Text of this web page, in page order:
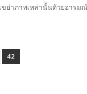
ขย่าภาพเหล่านั้นด้วยอารม
42